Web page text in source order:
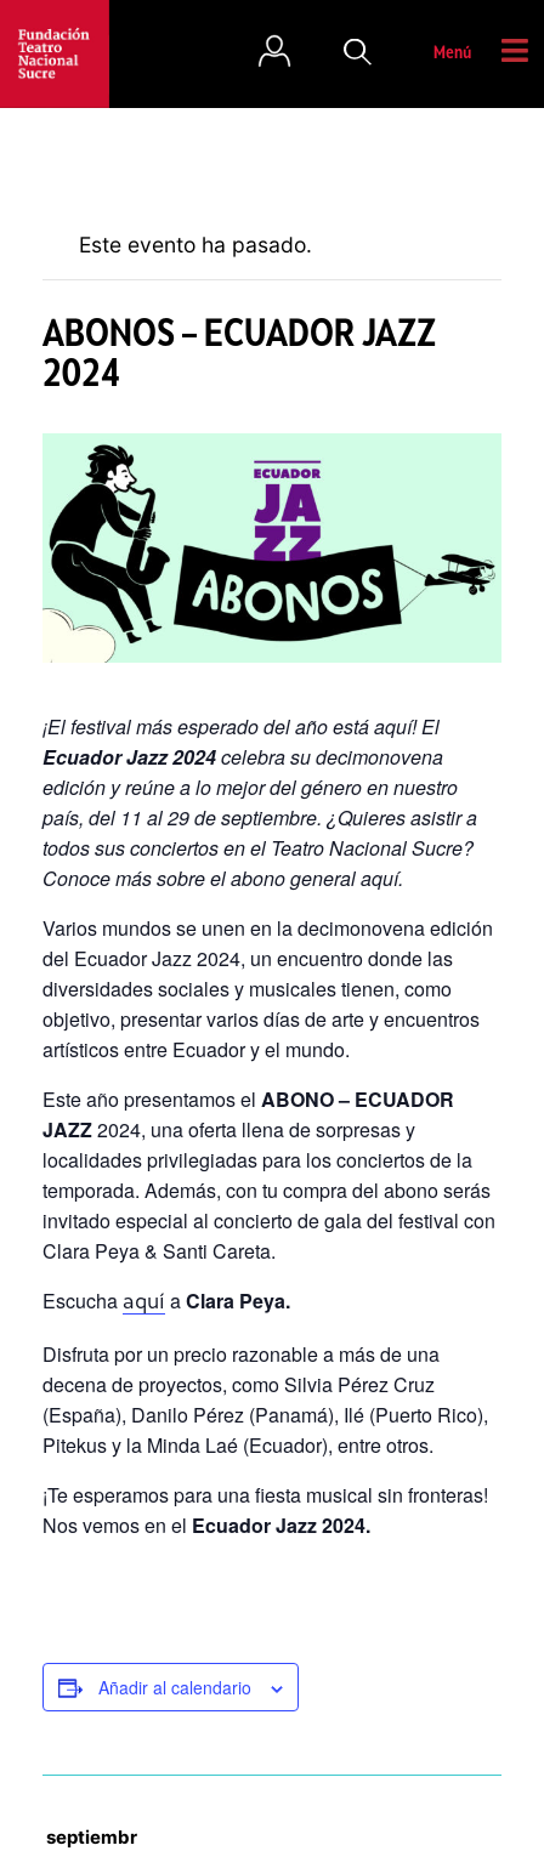
Menú
Este evento ha pasado.
ABONOS – ECUADOR JAZZ
2024
¡El festival más esperado del año está aquí! El
Ecuador Jazz 2024celebra su decimonovena
edición y reúne a lo mejor del género en nuestro
país, del 11 al 29 de septiembre. ¿Quieres asistir a
todos sus conciertos en el Teatro Nacional Sucre?
Conoce más sobre el abono generalaquí.
Varios mundos se unen en la decimonovena edición
del Ecuador Jazz 2024, un encuentro donde las
diversidades sociales y musicales tienen, como
objetivo, presentar varios días de arte y encuentros
artísticos entre Ecuador y el mundo.
Este año presentamos el ABONO – ECUADOR
JAZZ2024, una oferta llena de sorpresas y
localidades privilegiadas para los conciertos de la
temporada. Además, con tu compra del abono serás
invitado especial al concierto de gala del festival con
Clara Peya & Santi Careta.
Escucha aquí aClara Peya.
Disfruta por un precio razonable a más de una
decena de proyectos, como Silvia Pérez Cruz
(España), Danilo Pérez (Panamá), Ilé (Puerto Rico),
Pitekus y la Minda Laé (Ecuador), entre otros.
¡Te esperamos para una fiesta musical sin fronteras!
Nos vemos en el Ecuador Jazz 2024.
Añadir al calendario
septiembr